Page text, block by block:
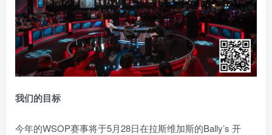
我们的目标
今年的WSOP赛事将于5月28日在拉斯维加斯的Bally’s 开